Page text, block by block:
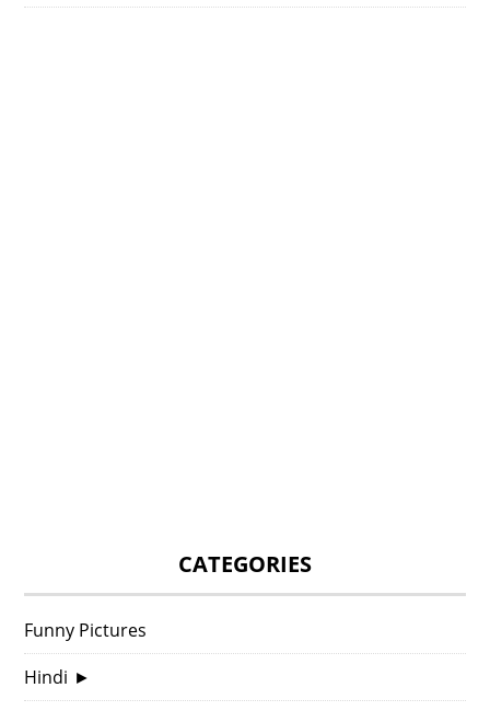
CATEGORIES
Funny Pictures
Hindi ►